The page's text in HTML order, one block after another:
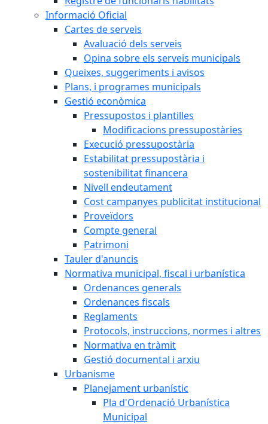
Informació Oficial
Cartes de serveis
Avaluació dels serveis
Opina sobre els serveis municipals
Queixes, suggeriments i avisos
Plans, i programes municipals
Gestió econòmica
Pressupostos i plantilles
Modificacions pressupostàries
Execució pressupostària
Estabilitat pressupostària i
sostenibilitat financera
Nivell endeutament
Cost campanyes publicitat institucional
Proveïdors
Compte general
Patrimoni
Tauler d'anuncis
Normativa municipal, fiscal i urbanística
Ordenances generals
Ordenances fiscals
Reglaments
Protocols, instruccions, normes i altres
Normativa en tràmit
Gestió documental i arxiu
Urbanisme
Planejament urbanístic
Pla d'Ordenació Urbanística
Municipal